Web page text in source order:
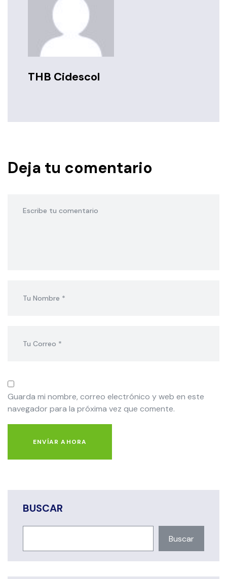
THB Cidescol
Deja tu comentario
Guarda mi nombre, correo electrónico y web en este
navegador para la próxima vez que comente.
ENVÍAR AHORA
BUSCAR
Buscar